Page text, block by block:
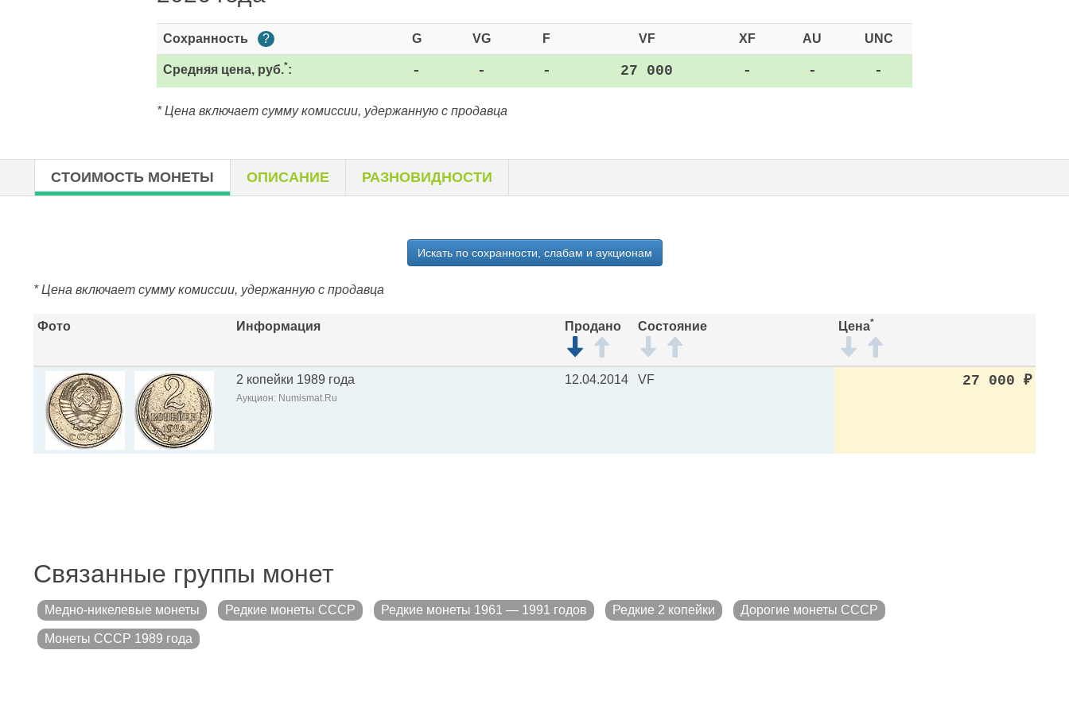
Сохранность ? G VG F VF XF AU UNC
Средняя цена, руб.*: - - - 27 000 - - -
* Цена включает сумму комиссии, удержанную с продавца
СТОИМОСТЬ МОНЕТЫ ОПИСАНИЕ РАЗНОВИДНОСТИ
Искать по сохранности, слабам и аукционам
* Цена включает сумму комиссии, удержанную с продавца
Фото Информация Продано Состояние Цена*
2 копейки 1989 года
Аукцион: Numismat.Ru
12.04.2014 VF 27 000 ₽
Связанные группы монет
Медно-никелевые монеты Редкие монеты СССР Редкие монеты 1961 — 1991 годов Редкие 2 копейки Дорогие монеты СССР
Монеты СССР 1989 года